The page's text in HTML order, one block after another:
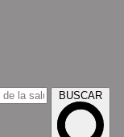
BUSCAR